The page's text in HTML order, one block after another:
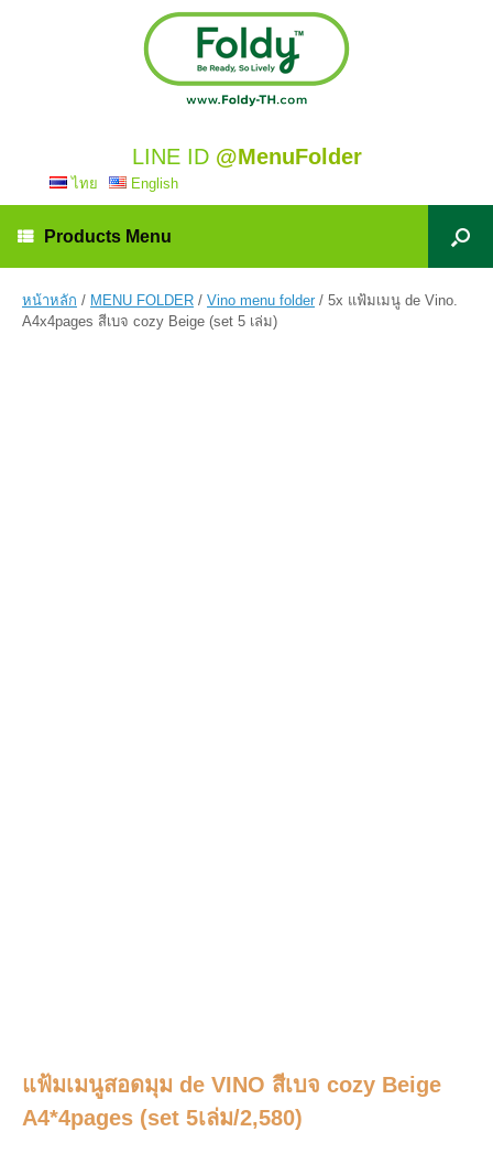
LINE ID @MenuFolder
ไทย English
Products Menu
หน้าหลัก / MENU FOLDER / Vino menu folder / 5x แฟ้มเมนู de Vino.
A4x4pages สีเบจ cozy Beige (set 5 เล่ม)
แฟ้มเมนูสอดมุม de VINO สีเบจ cozy Beige
A4*4pages (set 5เล่ม/2,580)